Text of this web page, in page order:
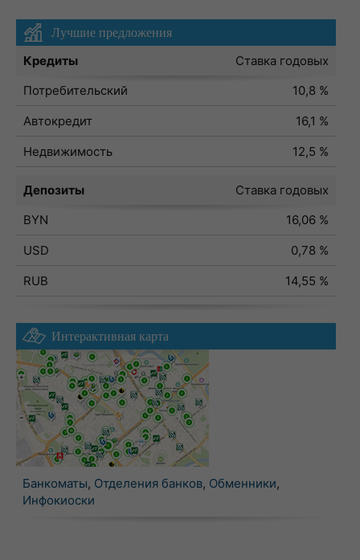
Лучшие предложения
Кредиты
Ставка годовых
Потребительский
10,8 %
Автокредит
16,1 %
Недвижимость
12,5 %
Депозиты
Ставка годовых
BYN
16,06 %
USD
0,78 %
RUB
14,55 %
Интерактивная карта
Банкоматы, Отделения банков, Обменники,
Инфокиоски